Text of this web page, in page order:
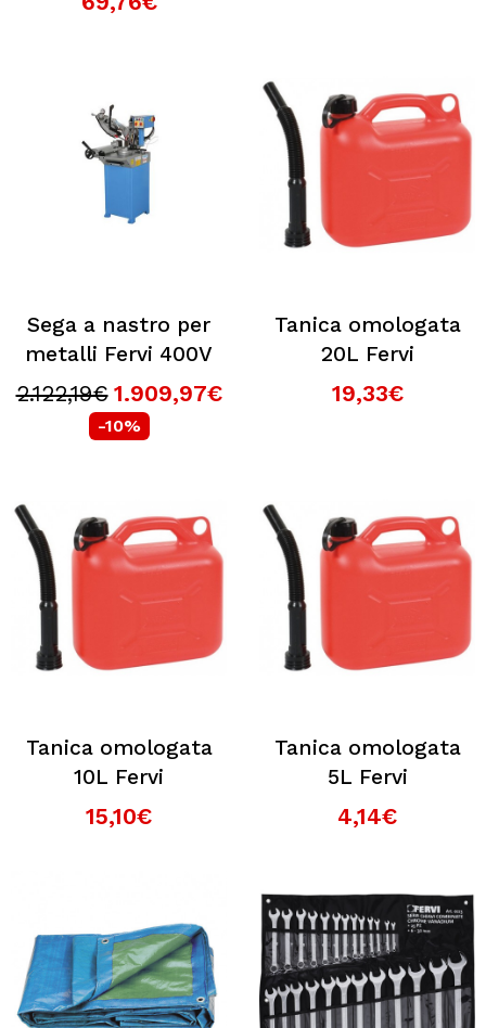
Sega a nastro per
metalli Fervi 400V
2.122,19€ 1.909,97€
-10%
Tanica omologata
20L Fervi
19,33€
Tanica omologata
10L Fervi
15,10€
Tanica omologata
5L Fervi
4,14€